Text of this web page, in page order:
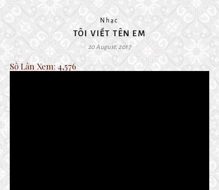
Nhạc
TÔI VIẾT TÊN EM
20 August, 2017
Số Lần Xem: 4,576